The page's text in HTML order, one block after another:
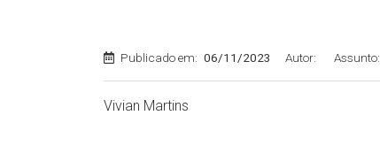
Publicado em: 06/11/2023 Autor: Assunto:
Vivian Martins